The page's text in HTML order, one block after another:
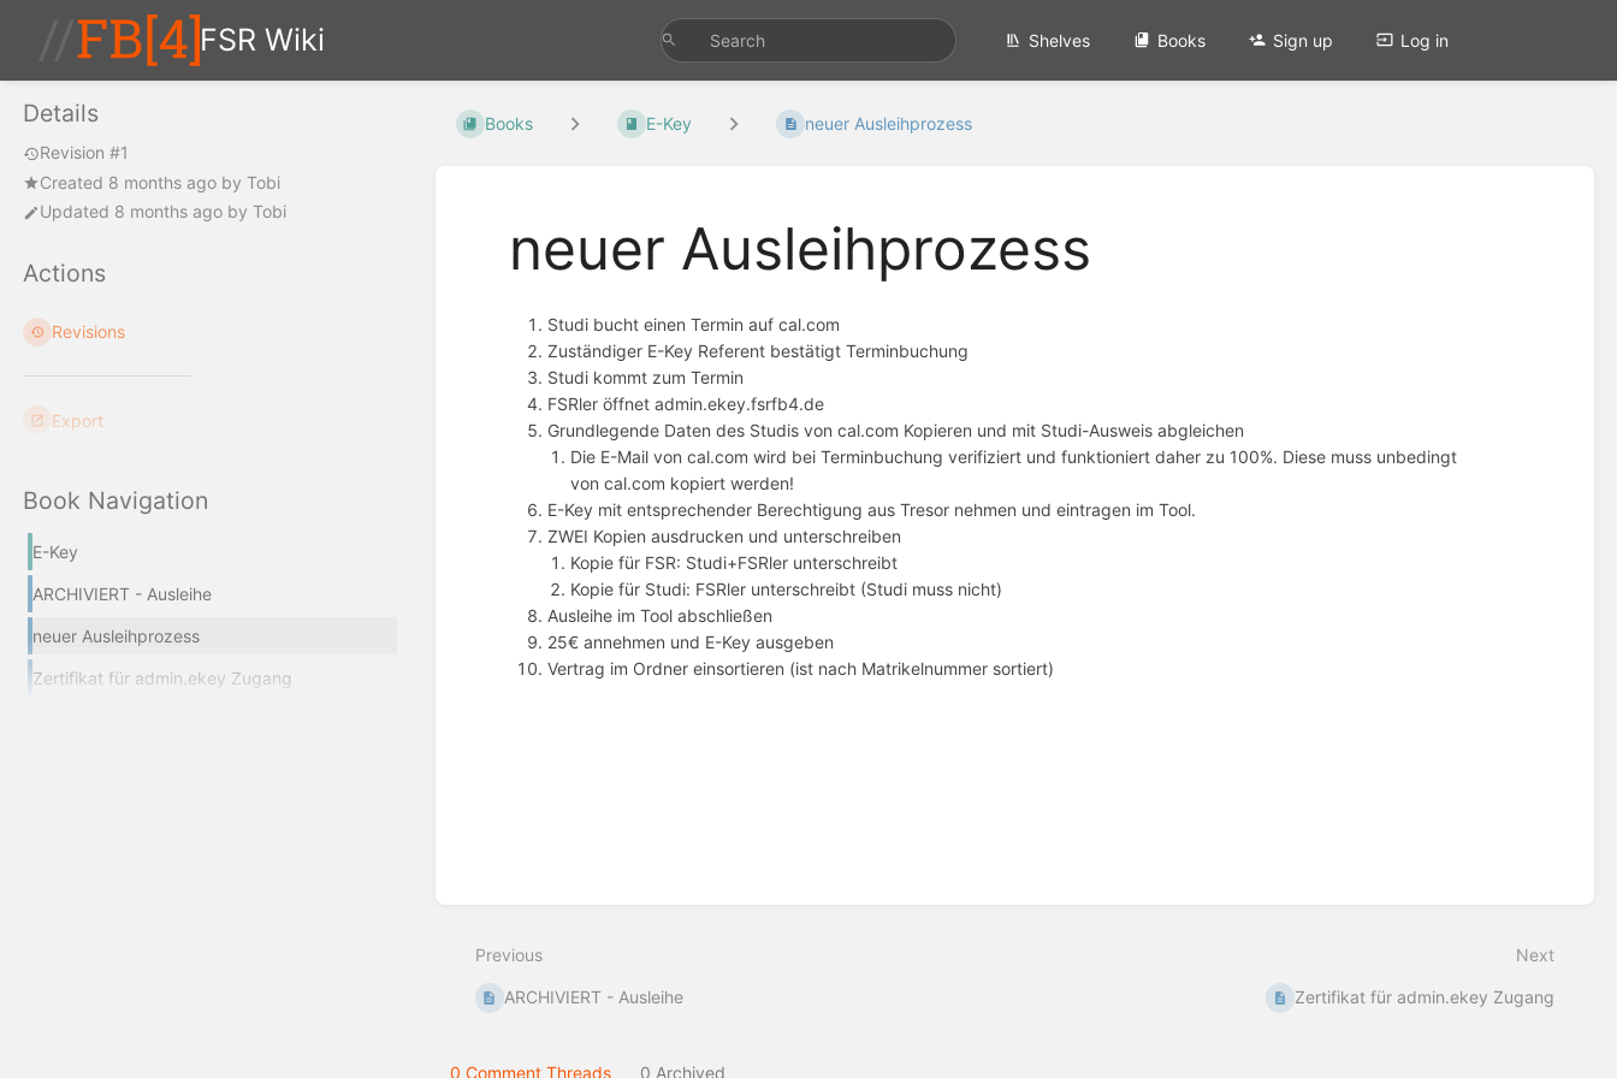
FSR Wiki Shelves Books Sign up Log in
Details
Revision #1
Created 8 months ago by Tobi
Updated 8 months ago by Tobi
Actions
Revisions
Export
Book Navigation
E-Key
ARCHIVIERT - Ausleihe
neuer Ausleihprozess
Zertifikat für admin.ekey Zugang
Books E-Key neuer Ausleihprozess
neuer Ausleihprozess
Studi bucht einen Termin auf cal.com
Zuständiger E-Key Referent bestätigt Terminbuchung
Studi kommt zum Termin
FSRler öffnet admin.ekey.fsrfb4.de
Grundlegende Daten des Studis von cal.com Kopieren und mit Studi-Ausweis abgleichen
Die E-Mail von cal.com wird bei Terminbuchung verifiziert und funktioniert daher zu 100%. Diese muss unbedingt
von cal.com kopiert werden!
E-Key mit entsprechender Berechtigung aus Tresor nehmen und eintragen im Tool.
ZWEI Kopien ausdrucken und unterschreiben
Kopie für FSR: Studi+FSRler unterschreibt
Kopie für Studi: FSRler unterschreibt (Studi muss nicht)
Ausleihe im Tool abschließen
25€ annehmen und E-Key ausgeben
Vertrag im Ordner einsortieren (ist nach Matrikelnummer sortiert)
Previous
ARCHIVIERT - Ausleihe
Next
Zertifikat für admin.ekey Zugang
0 Comment Threads 0 Archived